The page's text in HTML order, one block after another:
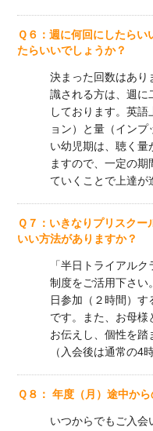
Ｑ６：週に何回にしたらい
たらいいでしょうか？
決まった回数はあり
識される方は、週に
しております。英
ョン）と量（イン
い幼児期は、聴く量
ますので、一定の期
ていくことで上達が
Ｑ７：いきなりプリスクー
いい方法がありますか？
「半日トライアル
制度をご活用下さい
日参加（２時間）
です。また、お母様
お伝えし、個性を踏
（入会後は通常の4
Ｑ８： 年度（月）途中か
いつからでもご入会